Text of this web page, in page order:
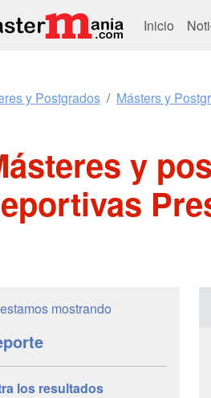
Inicio
y Postgrados Másters y
y
mostrando
los resultados